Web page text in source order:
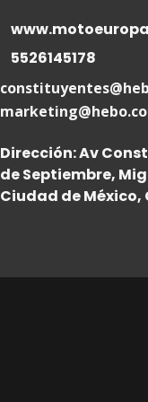
5526145178
Dirección: Av
de Septiembre,
Ciudad de México,